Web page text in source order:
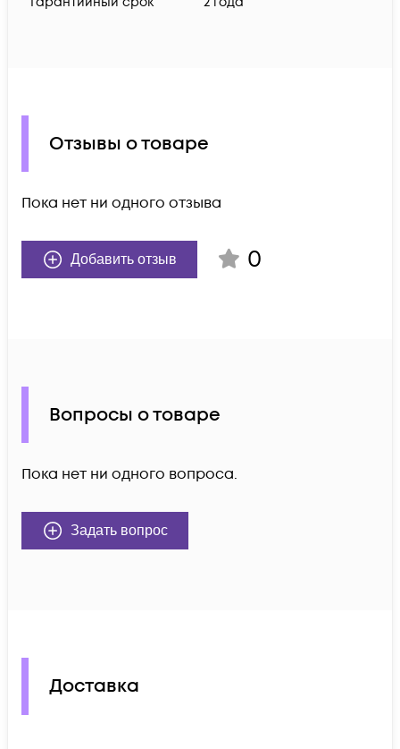
Отзывы о товаре
Пока нет ни одного отзыва
Добавить отзыв 0
Вопросы о товаре
Пока нет ни одного вопроса.
Задать вопрос
Доставка